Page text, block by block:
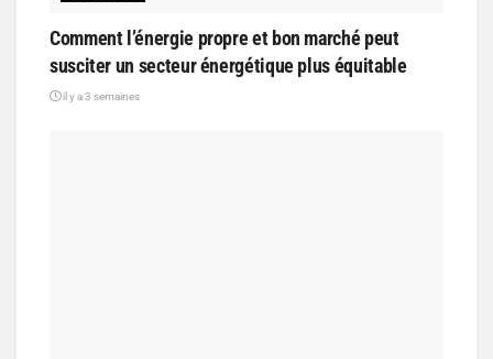
Comment l’énergie propre et bon marché peut
susciter un secteur énergétique plus équitable
il y a 3 semaines